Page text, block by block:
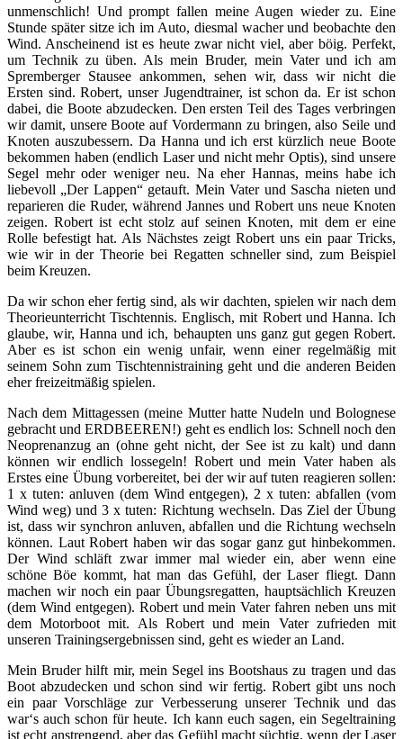
unmenschlich! Und prompt fallen meine Augen wieder zu. Eine
Stunde später sitze ich im Auto, diesmal wacher und beobachte den
Wind. Anscheinend ist es heute zwar nicht viel, aber böig. Perfekt,
um Technik zu üben. Als mein Bruder, mein Vater und ich am
Spremberger Stausee ankommen, sehen wir, dass wir nicht die
Ersten sind. Robert, unser Jugendtrainer, ist schon da. Er ist schon
dabei, die Boote abzudecken. Den ersten Teil des Tages verbringen
wir damit, unsere Boote auf Vordermann zu bringen, also Seile und
Knoten auszubessern. Da Hanna und ich erst kürzlich neue Boote
bekommen haben (endlich Laser und nicht mehr Optis), sind unsere
Segel mehr oder weniger neu. Na eher Hannas, meins habe ich
liebevoll „Der Lappen“ getauft. Mein Vater und Sascha nieten und
reparieren die Ruder, während Jannes und Robert uns neue Knoten
zeigen. Robert ist echt stolz auf seinen Knoten, mit dem er eine
Rolle befestigt hat. Als Nächstes zeigt Robert uns ein paar Tricks,
wie wir in der Theorie bei Regatten schneller sind, zum Beispiel
beim Kreuzen.
Da wir schon eher fertig sind, als wir dachten, spielen wir nach dem
Theorieunterricht Tischtennis. Englisch, mit Robert und Hanna. Ich
glaube, wir, Hanna und ich, behaupten uns ganz gut gegen Robert.
Aber es ist schon ein wenig unfair, wenn einer regelmäßig mit
seinem Sohn zum Tischtennistraining geht und die anderen Beiden
eher freizeitmäßig spielen.
Nach dem Mittagessen (meine Mutter hatte Nudeln und Bolognese
gebracht und ERDBEEREN!) geht es endlich los: Schnell noch den
Neoprenanzug an (ohne geht nicht, der See ist zu kalt) und dann
können wir endlich lossegeln! Robert und mein Vater haben als
Erstes eine Übung vorbereitet, bei der wir auf tuten reagieren sollen:
1 x tuten: anluven (dem Wind entgegen), 2 x tuten: abfallen (vom
Wind weg) und 3 x tuten: Richtung wechseln. Das Ziel der Übung
ist, dass wir synchron anluven, abfallen und die Richtung wechseln
können. Laut Robert haben wir das sogar ganz gut hinbekommen.
Der Wind schläft zwar immer mal wieder ein, aber wenn eine
schöne Böe kommt, hat man das Gefühl, der Laser fliegt. Dann
machen wir noch ein paar Übungsregatten, hauptsächlich Kreuzen
(dem Wind entgegen). Robert und mein Vater fahren neben uns mit
dem Motorboot mit. Als Robert und mein Vater zufrieden mit
unseren Trainingsergebnissen sind, geht es wieder an Land.
Mein Bruder hilft mir, mein Segel ins Bootshaus zu tragen und das
Boot abzudecken und schon sind wir fertig. Robert gibt uns noch
ein paar Vorschläge zur Verbesserung unserer Technik und das
war‘s auch schon für heute. Ich kann euch sagen, ein Segeltraining
ist echt anstrengend, aber das Gefühl macht süchtig, wenn der Laser